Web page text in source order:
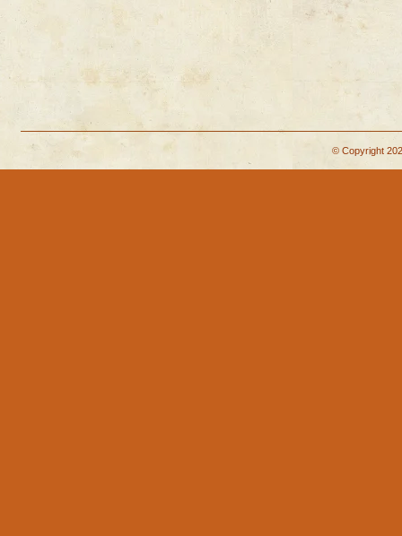
© Copyright